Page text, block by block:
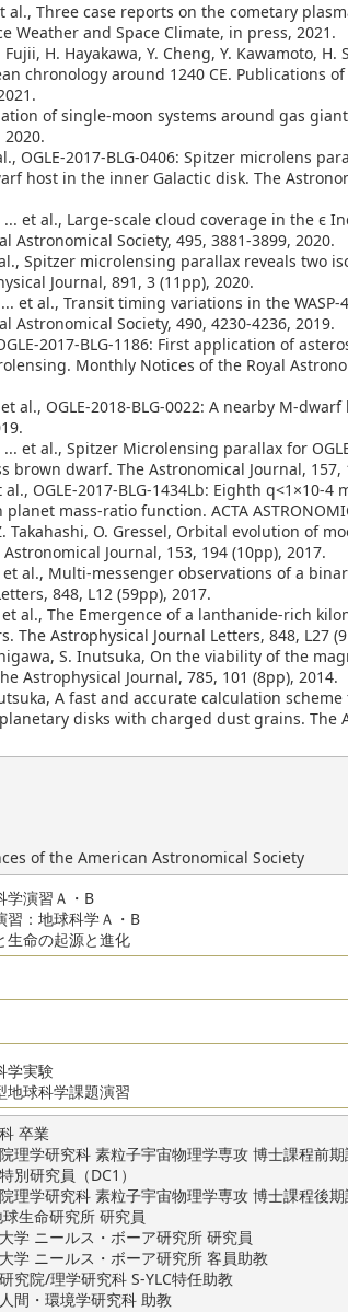
al., Three case reports on the cometary
Weather and Space Climate, in press, 2021.
H. Hayakawa, Y. Cheng, Y. Kawamoto, H.
chronology around 1240 CE. Publications
of single-moon systems around gas
OGLE-2017-BLG-0406: Spitzer microlens
host in the inner Galactic disk. The
... et al., Large-scale cloud coverage in the ϵ
Astronomical Society, 495, 3881-3899, 2020.
Spitzer microlensing parallax reveals two
Journal, 891, 3 (11pp), 2020.
et al., Transit timing variations in the
Astronomical Society, 490, 4230-4236, 2019.
2017-BLG-1186: First application of
Monthly Notices of the Royal
al., OGLE-2018-BLG-0022: A nearby M-
et al., Spitzer Microlensing parallax for
brown dwarf. The Astronomical Journal, 157,
OGLE-2017-BLG-1434Lb: Eighth q<1×10-4
mass-ratio function. ACTA
Takahashi, O. Gressel, Orbital evolution of
Journal, 153, 194 (10pp), 2017.
et al., Multi-messenger observations of a
848, L12 (59pp), 2017.
et al., The Emergence of a lanthanide-rich
The Astrophysical Journal Letters, 848, L27
S. Inutsuka, On the viability of the
Astrophysical Journal, 785, 101 (8pp), 2014.
A fast and accurate calculation
disks with charged dust grains. The
of the American Astronomical Society
学演習Ａ・B
習：地球科学Ａ・B
生命の起源と進化
学実験
地球科学課題演習
卒業
学研究科 素粒子宇宙物理学専攻 博士課程前期
研究員（DC1）
学研究科 素粒子宇宙物理学専攻 博士課程後期
生命研究所 研究員
ニールス・ボーア研究所 研究員
ニールス・ボーア研究所 客員助教
院/理学研究科 S-YLC特任助教
間・環境学研究科 助教